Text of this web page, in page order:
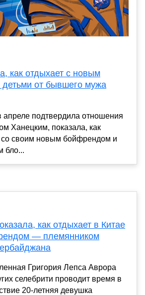
как отдыхает с новым
от бывшего мужа
подтвердила отношения
Ханецким, показала, как
со своим новым бойфрендом и
бло...
как отдыхает в Китае
— племянником
Григория Лепса Аврора
селебрити проводит время в
20-летняя девушка